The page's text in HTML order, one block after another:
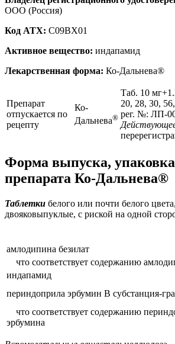
ООО (Россия)
Код ATX: C09BX01
Активное вещество: индапамид
Лекарственная форма: Ко-Дальнева®
Препарат
отпускается по
рецепту
Ко-
Дальнева®
Таб. 10
20, 28, 30,
рег. №: ЛП-
Форма выпуска, упаковка
препарата Ко-Дальнева®
Таблетки белого или почти белого
двояковыпуклые, с риской на одной
амлодипина безилат
что соответствует содержанию
индапамид
периндоприла эрбумин B субстанция-
что соответствует содержанию
эрбумина